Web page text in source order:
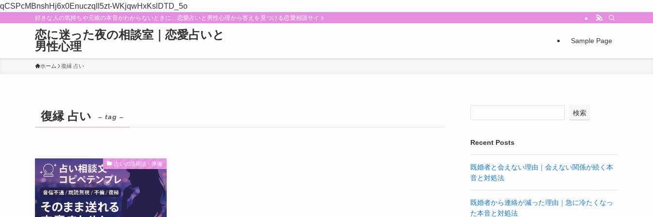
qCSPcMBnshHj6x0EnuczqII5zt-WKjqwHxKslDTD_5o
好きな人の気持ちや元彼の本音がわからないときに、恋愛占いと男性心理から答えを見つける恋愛相談サイト
恋に迷った夜の相談室｜恋愛占いと
男性心理
Sample Page
ホーム 復縁 占い
復縁 占い – tag –
占いの活用法・準備
検索
Recent Posts
既婚者と会えない理由｜会えない関係が続く本
音と対処法
既婚者から連絡が減った理由｜急に冷たくなっ
た本音と対処法